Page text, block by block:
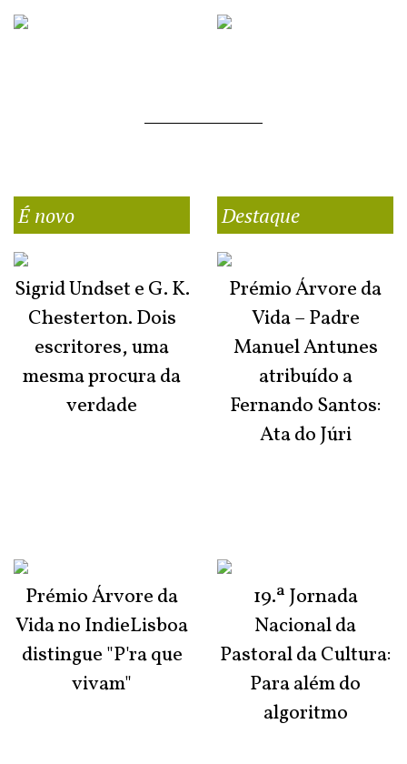
É novo
Sigrid Undset e G. K.
Chesterton. Dois
escritores, uma
mesma procura da
verdade
Prémio Árvore da
Vida no IndieLisboa
distingue "P'ra que
vivam"
Destaque
Prémio Árvore da
Vida – Padre
Manuel Antunes
atribuído a
Fernando Santos:
Ata do Júri
19.ª Jornada
Nacional da
Pastoral da Cultura:
Para além do
algoritmo